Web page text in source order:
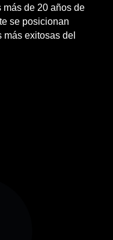
de 20 años de
se posicionan
exitosas del